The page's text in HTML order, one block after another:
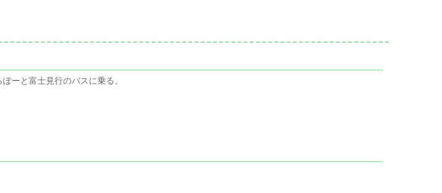
ーと富士見行のバスに乗る。